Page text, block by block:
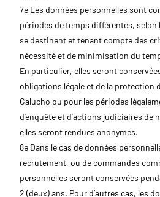
7e Les données personnelles sont
périodes de temps différentes, selon
se destinent et tenant compte des
nécessité et de minimisation du
En particulier, elles seront
obligations légale et de la protection
Galucho ou pour les périodes
d’enquête et d’actions judiciaires de
elles seront rendues anonymes.
8e Dans le cas de données
recrutement, ou de commandes
personnelles seront conservées
2 (deux) ans. Pour d’autres cas, les